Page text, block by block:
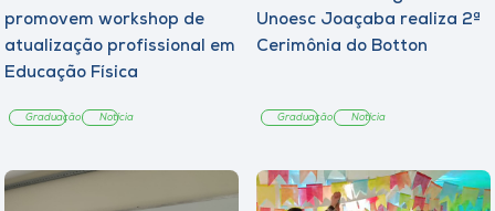
promovem workshop de
atualização profissional em
Educação Física
Graduação Notícia
Unoesc Joaçaba realiza 2ª
Cerimônia do Botton
Graduação Notícia